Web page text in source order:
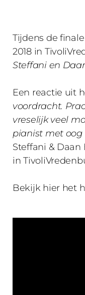
Tijdens de
2018 in
Steffani en
Een reactie uit
voordracht.
vreselijk veel
pianist met oog
Steffani &
in
Bekijk hier het